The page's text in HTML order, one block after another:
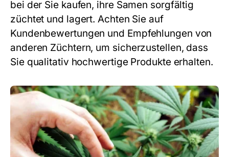
bei der Sie kaufen, ihre Samen sorgfältig
züchtet und lagert. Achten Sie auf
Kundenbewertungen und Empfehlungen von
anderen Züchtern, um sicherzustellen, dass
Sie qualitativ hochwertige Produkte erhalten.